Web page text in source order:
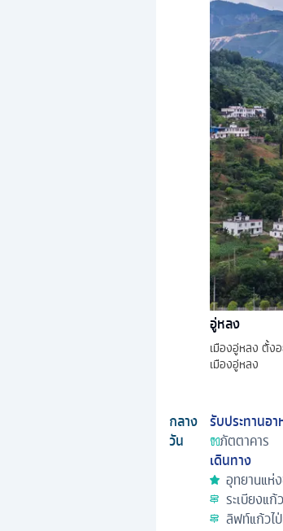
อู่หลง
เมืองอู่หลง ตั้ง
เมืองอู่หลง
กลาง
วัน
รับประทานอา
ภัตตาคาร
เดินทาง
อุทยานแห่
ระเบียงแ
ลิฟท์แก้วไ